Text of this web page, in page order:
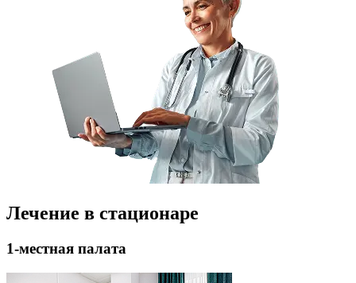
Лечение в стационаре
1-местная палата